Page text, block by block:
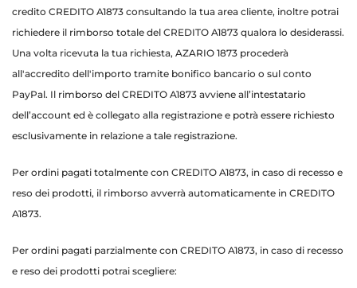
credito CREDITO A1873 consultando la tua area cliente, inoltre potrai
richiedere il rimborso totale del CREDITO A1873 qualora lo desiderassi.
Una volta ricevuta la tua richiesta, AZARIO 1873 procederà
all'accredito dell'importo tramite bonifico bancario o sul conto
PayPal. Il rimborso del CREDITO A1873 avviene all’intestatario
dell’account ed è collegato alla registrazione e potrà essere richiesto
esclusivamente in relazione a tale registrazione.
Per ordini pagati totalmente con CREDITO A1873, in caso di recesso e
reso dei prodotti, il rimborso avverrà automaticamente in CREDITO
A1873.
Per ordini pagati parzialmente con CREDITO A1873, in caso di recesso
e reso dei prodotti potrai scegliere: